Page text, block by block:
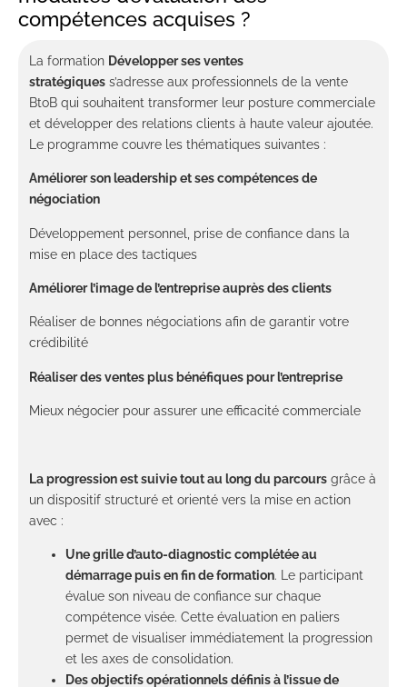
compétences acquises ?
La formation Développer ses ventes
stratégiques s’adresse aux professionnels de la vente
BtoB qui souhaitent transformer leur posture commerciale
et développer des relations clients à haute valeur ajoutée.
Le programme couvre les thématiques suivantes :
Améliorer son leadership et ses compétences de
négociation
Développement personnel, prise de confiance dans la
mise en place des tactiques
Améliorer l’image de l’entreprise auprès des clients
Réaliser de bonnes négociations afin de garantir votre
crédibilité
Réaliser des ventes plus bénéfiques pour l’entreprise
Mieux négocier pour assurer une efficacité commerciale
La progression est suivie tout au long du parcours grâce à
un dispositif structuré et orienté vers la mise en action
avec :
Une grille d’auto-diagnostic complétée au
démarrage puis en fin de formation. Le participant
évalue son niveau de confiance sur chaque
compétence visée. Cette évaluation en paliers
permet de visualiser immédiatement la progression
et les axes de consolidation.
Des objectifs opérationnels définis à l’issue de